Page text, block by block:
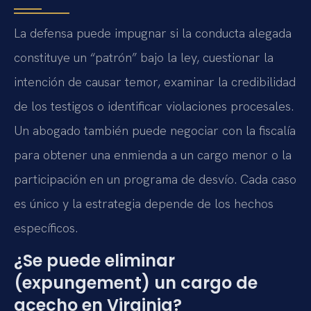
La defensa puede impugnar si la conducta alegada
constituye un “patrón” bajo la ley, cuestionar la
intención de causar temor, examinar la credibilidad
de los testigos o identificar violaciones procesales.
Un abogado también puede negociar con la fiscalía
para obtener una enmienda a un cargo menor o la
participación en un programa de desvío. Cada caso
es único y la estrategia depende de los hechos
específicos.
¿Se puede eliminar
(expungement) un cargo de
acecho en Virginia?